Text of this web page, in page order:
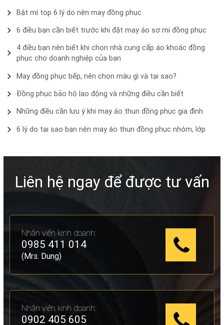
Bật mí top 6 lý do nên may đồng phục
6 điều bạn cần biết trước khi đặt may áo sơ mi đồng phục
4 điều bạn nên biết khi chọn nhà cung cấp áo khoác đồng
phục cho doanh nghiệp của bạn
May đồng phục bếp, nên chọn màu gì và tại sao?
Đồng phục bảo hộ lao động và những điều cần biết
Những điều cần lưu ý khi may áo thun đồng phục gia đình
6 lý do tại sao bạn nên may áo thun đồng phục nhóm, lớp
Liên hệ ngay để được tư vấn
Nhân viên kinh doanh:
0985 411 014
(Mrs. Dung)
Nhân viên kinh doanh:
0902 405 605